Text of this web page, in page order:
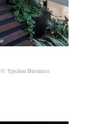
© Ypsilon Business